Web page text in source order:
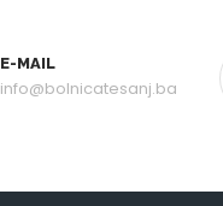
E-MAIL
info@bolnicatesanj.ba